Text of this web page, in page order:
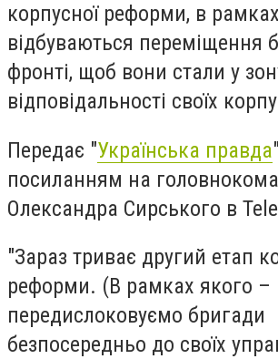
корпусної реформи, в
відбуваються переміщення
фронті, щоб вони стали у
відповідальності своїх
Передає "Українська правда
посиланням на
Олександра Сирського в
"Зараз триває другий етап
реформи. (В рамках якого –
передислоковуємо бригади
безпосередньо до своїх